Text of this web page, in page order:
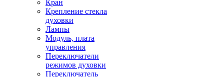
Кран
Крепление стекла
духовки
Лампы
Модуль, плата
управления
Переключатели
режимов духовки
Переключатель